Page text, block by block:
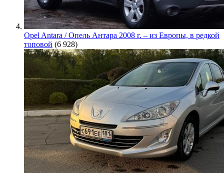
Opel Antara / Опель Антара 2008 г. – из Европы, в редкой
топовой (6 928)